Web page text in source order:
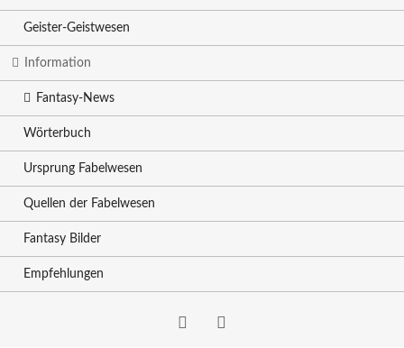
Geister-Geistwesen
Information
Fantasy-News
Wörterbuch
Ursprung Fabelwesen
Quellen der Fabelwesen
Fantasy Bilder
Empfehlungen